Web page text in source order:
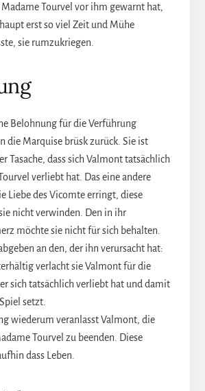
Tourvel vor ihm gewarnt hat,
erst so viel Zeit und Mühe
sie rumzukriegen.
Belohnung für die Verführung
die Marquise brüsk zurück. Sie ist
Tasache, dass sich Valmont tatsächlich
verliebt hat. Das eine andere
Liebe des Vicomte erringt, diese
nicht verwinden. Den in ihr
möchte sie nicht für sich behalten.
an den, der ihn verursacht hat:
verlacht sie Valmont für die
er sich tatsächlich verliebt hat und damit
setzt.
wiederum veranlasst Valmont, die
Tourvel zu beenden. Diese
dass Leben.